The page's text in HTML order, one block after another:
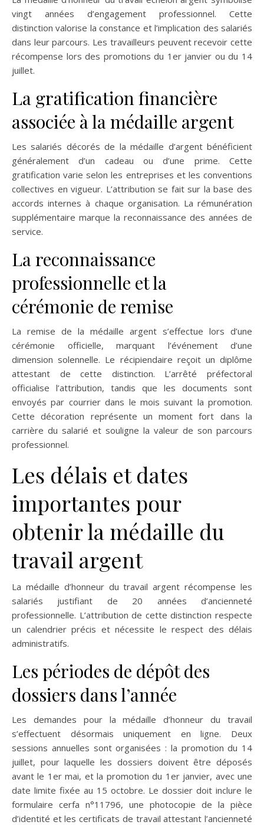
vingt années d’engagement professionnel. Cette
distinction valorise la constance et l’implication des salariés
dans leur parcours. Les travailleurs peuvent recevoir cette
récompense lors des promotions du 1er janvier ou du 14
juillet.
La gratification financière
associée à la médaille argent
Les salariés décorés de la médaille d’argent bénéficient
généralement d’un cadeau ou d’une prime. Cette
gratification varie selon les entreprises et les conventions
collectives en vigueur. L’attribution se fait sur la base des
accords internes à chaque organisation. La rémunération
supplémentaire marque la reconnaissance des années de
service.
La reconnaissance
professionnelle et la
cérémonie de remise
La remise de la médaille argent s’effectue lors d’une
cérémonie officielle, marquant l’événement d’une
dimension solennelle. Le récipiendaire reçoit un diplôme
attestant de cette distinction. L’arrêté préfectoral
officialise l’attribution, tandis que les documents sont
envoyés par courrier dans le mois suivant la promotion.
Cette décoration représente un moment fort dans la
carrière du salarié et souligne la valeur de son parcours
professionnel.
Les délais et dates
importantes pour
obtenir la médaille du
travail argent
La médaille d’honneur du travail argent récompense les
salariés justifiant de 20 années d’ancienneté
professionnelle. L’attribution de cette distinction respecte
un calendrier précis et nécessite le respect des délais
administratifs.
Les périodes de dépôt des
dossiers dans l’année
Les demandes pour la médaille d’honneur du travail
s’effectuent désormais uniquement en ligne. Deux
sessions annuelles sont organisées : la promotion du 14
juillet, pour laquelle les dossiers doivent être déposés
avant le 1er mai, et la promotion du 1er janvier, avec une
date limite fixée au 15 octobre. Le dossier doit inclure le
formulaire cerfa n°11796, une photocopie de la pièce
d’identité et les certificats de travail attestant l’ancienneté